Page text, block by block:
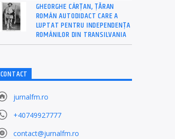
GHEORGHE CÂRȚAN, ŢĂRAN
ROMÂN AUTODIDACT CARE A
LUPTAT PENTRU INDEPENDENȚA
ROMÂNILOR DIN TRANSILVANIA
CONTACT
jurnalfm.ro
+40749927777
contact@jurnalfm.ro